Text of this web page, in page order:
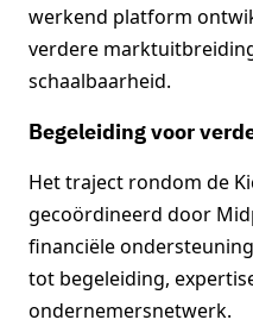
werkend platform
verdere
schaalbaarheid.
Begeleiding voor
Het traject rondom de
gecoördineerd door
financiële
tot begeleiding,
ondernemersnetwerk.